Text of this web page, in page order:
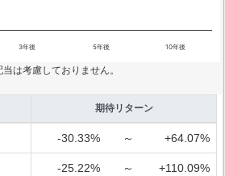
3年後 5年後 10年後
は考慮しておりません。
期待リターン
-30.33% ～ +64.07%
-25.22% ～ +110.09%